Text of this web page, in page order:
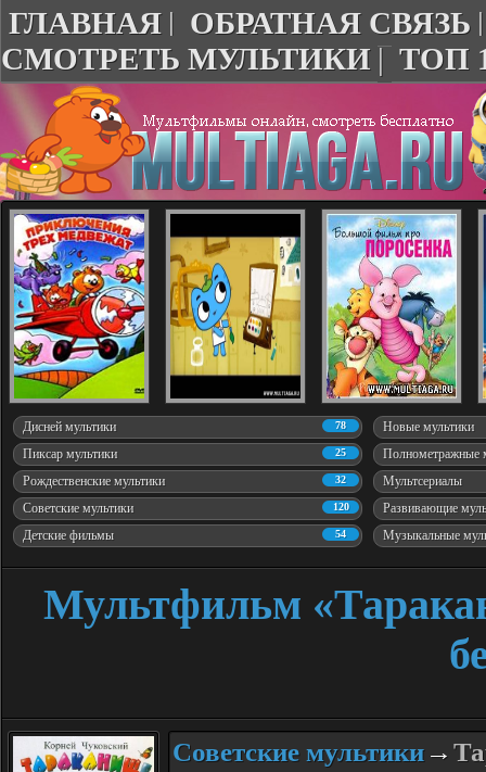
ГЛАВНАЯ | ОБРАТНАЯ СВЯЗЬ
СМОТРЕТЬ МУЛЬТИКИ| ТОП
78
Дисней мультики Новые мультики
25
Пиксар мультики Полнометражные
32
Рождественские мультики Мультсериалы
120
Советские мультики Развивающие
54
Детские фильмы Музыкальные
Мультфильм
Советские мультики →